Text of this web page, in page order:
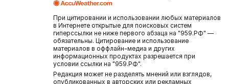
При цитировании и использовании любых материалов
в Интернете открытые для поисковых систем
гиперссылки не ниже первого абзаца на "959.РФ" —
обязательны. Цитирование и использование
материалов в оффлайн-медиа и других
информационных продуктах разрешается при
условии ссылки на "959.РФ".
Редакция может не разделять мнений или взглядов,
опубликованных в авторских или рекламных